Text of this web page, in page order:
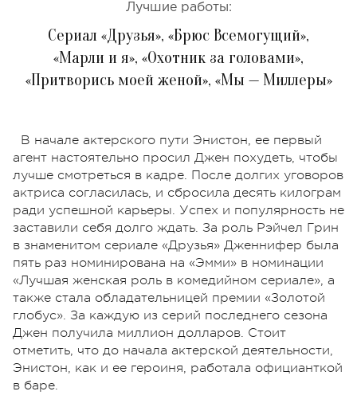
Лучшие работы:
Сериал «Друзья», «Брюс Всемогущий»,
«Марли и я», «Охотник за головами»,
«Притворись моей женой», «Мы — Миллеры»
В начале актерского пути Энистон, ее первый
агент настоятельно просил Джен похудеть, чтобы
лучше смотреться в кадре. После долгих уговоров
актриса согласилась, и сбросила десять килограм
ради успешной карьеры. Успех и популярность не
заставили себя долго ждать. За роль Рэйчел Грин
в знаменитом сериале «Друзья» Дженнифер была
пять раз номинирована на «Эмми» в номинации
«Лучшая женская роль в комедийном сериале», а
также стала обладательницей премии «Золотой
глобус». За каждую из серий последнего сезона
Джен получила миллион долларов. Стоит
отметить, что до начала актерской деятельности,
Энистон, как и ее героиня, работала официанткой
в баре.